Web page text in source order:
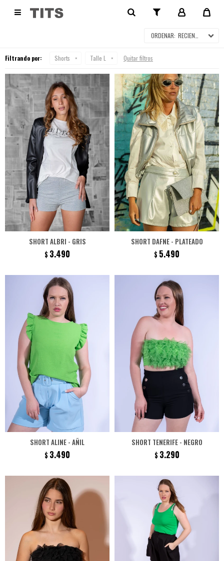
 SHORTS
RECIENTES
Filtrando por: Shorts Talle L Quitar filtros
SHORT ALBRI - GRIS
$ 3.490
SHORT DAFNE - PLATEADO
$ 5.490
SHORT ALINE - AÑIL
$ 3.490
SHORT TENERIFE - NEGRO
$ 3.290